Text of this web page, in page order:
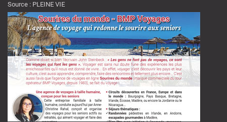
Source : PLEINE VIE